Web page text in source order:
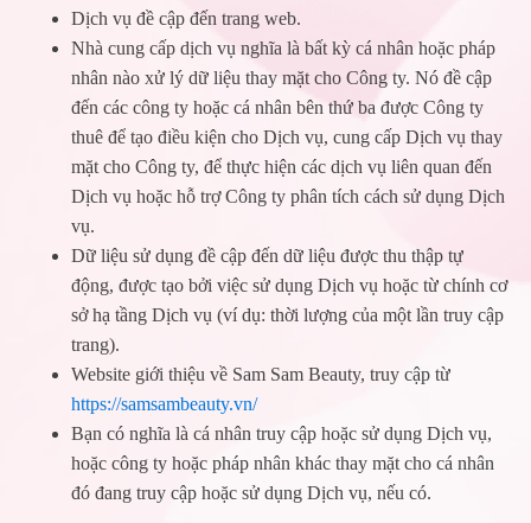
Dịch vụ đề cập đến trang web.
Nhà cung cấp dịch vụ nghĩa là bất kỳ cá nhân hoặc pháp
nhân nào xử lý dữ liệu thay mặt cho Công ty. Nó đề cập
đến các công ty hoặc cá nhân bên thứ ba được Công ty
thuê để tạo điều kiện cho Dịch vụ, cung cấp Dịch vụ thay
mặt cho Công ty, để thực hiện các dịch vụ liên quan đến
Dịch vụ hoặc hỗ trợ Công ty phân tích cách sử dụng Dịch
vụ.
Dữ liệu sử dụng đề cập đến dữ liệu được thu thập tự
động, được tạo bởi việc sử dụng Dịch vụ hoặc từ chính cơ
sở hạ tầng Dịch vụ (ví dụ: thời lượng của một lần truy cập
trang).
Website giới thiệu về Sam Sam Beauty, truy cập từ
https://samsambeauty.vn/
Bạn có nghĩa là cá nhân truy cập hoặc sử dụng Dịch vụ,
hoặc công ty hoặc pháp nhân khác thay mặt cho cá nhân
đó đang truy cập hoặc sử dụng Dịch vụ, nếu có.